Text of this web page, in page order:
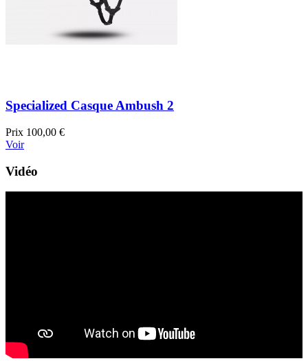
Specialized Casque Ambush 2
Prix 100,00 €
Voir
Vidéo